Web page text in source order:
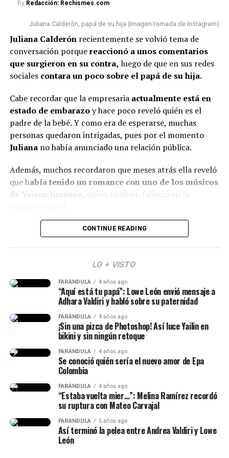
Estamos cumpliendo con lo que
nos toca”, concluyó.
@rutelgamy #seguidores #viraltiktok
#soyjuandacaribe
#soyjuandacaribeshow
♬ sonido original –
hace siete años y así reaccionó
En esta ocasión, algunas personas no pasaron por alto
que la bogotana ha tenido algunos cambios físicos
Por un lado, señalaron que se le vio con una tonalidad
de cabello diferente y además, algunos usuarios
comentaron que la empresaria se habría realizado
De hecho, varios la notaron diferente y cuestionaron al
respecto.
“¿Qué le pasó en la cara?”, “Se ve súper inyectada,
perfilamiento?”, “Se dañó el rostro”, comentaron.
Finalmente, otro grupo de personas señaló que veían
debido al tiempo que ha pasado.
(Recuerda dar clic en la imagen)
Epa Colombia y su abogada (Imagen
tomada de IG Rechismes)
By Redacción: Rechismes.com
Juliana Calderón, papá de su hija (Imagen tomada de Instagram)
Juliana Calderónrecientemente se volvió tema de
conversación porquereaccionó a unos comentarios
que surgieron en su contra, luego de que en sus redes
sociales contara un poco sobre el papá de su hija.
Cabe recordar que la empresariaactualmente está en
estado de embarazoy hace poco reveló quién es el
padre de la bebé. Y como era de esperarse, muchas
personas quedaron intrigadas, pues por el momento
Julianano había anunciado una relación pública.
Además, muchos recordaron que meses atrás ella reveló
que había tenido un romance con uno de los músicos
de Yeison Jiménez, quien también falleció en la
Lee también: ¿Escro estaría “utilizando” a Aida
reacciones y se avivaron luego de que Calderón contara,
en una dinámica de preguntas y respuestas en sus
historias de Instagram, q
desde hace siete años.
“Lo conocí hace siete años, ha
sido la historia de amor más
impactante de la historia y, a
pesar de muchos bajos y altos,
siempre estuvo para mí”, había
dicho.
CONTINUE READING
LO + VISTO
FARÁNDULA 4 años ago
“Aquí está tu papá”: Lowe León envió mensaje a
Adhara Valdiri y habló sobre su paternidad
FARÁNDULA 4 años ago
¡Sin una pizca de Photoshop! Así luce Yailin en
bikini y sin ningún retoque
FARÁNDULA 4 años ago
Se conoció quién sería el nuevo amor de Epa
Colombia
FARÁNDULA 4 años ago
“Estaba vuelta mier…”: Melina Ramírez recordó
su ruptura con Mateo Carvajal
FARÁNDULA 5 años ago
Así terminó la pelea entre Andrea Valdiri y Lowe
León